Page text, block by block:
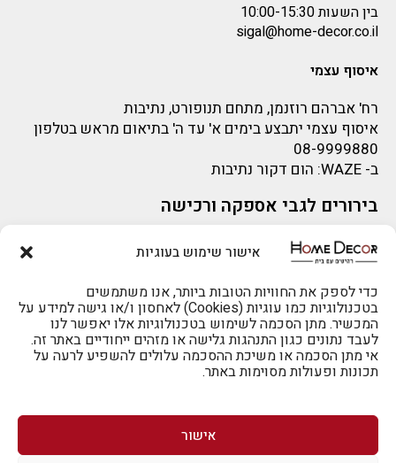
אישור שימוש בעוגיות
כדי לספק את החוויות הטובות ביותר, אנו משתמשים
בטכנולוגיות כמו עוגיות (Cookies) לאחסון ו/או גישה למידע על
המכשיר. מתן הסכמה לשימוש בטכנולוגיות אלו יאפשר לנו
לעבד נתונים כגון התנהגות גלישה או מזהים ייחודיים באתר זה.
אי מתן הסכמה או משיכת ההסכמה עלולים להשפיע לרעה על
תכונות ופעולות מסוימות באתר.
אישור
בין השעות 10:00-15:30
sigal@home-decor.co.il
איסוף עצמי
רח' אברהם רוזנמן, מתחם תנופורט, נתיבות
איסוף עצמי יתבצע בימים א' עד ה' בתיאום מראש בטלפון
08-9999880
ב- WAZE: הום דקור נתיבות
בירורים לגבי אספקה ורכישה
בירור לגבי אספקה -ניתן לפנות למייל:
sigal@home-decor.co.il
פניות לפני רכישה – ניתן לפנות למייל: omer@home-
decor.co.il
לרכישה טלפונית: 073-2002666